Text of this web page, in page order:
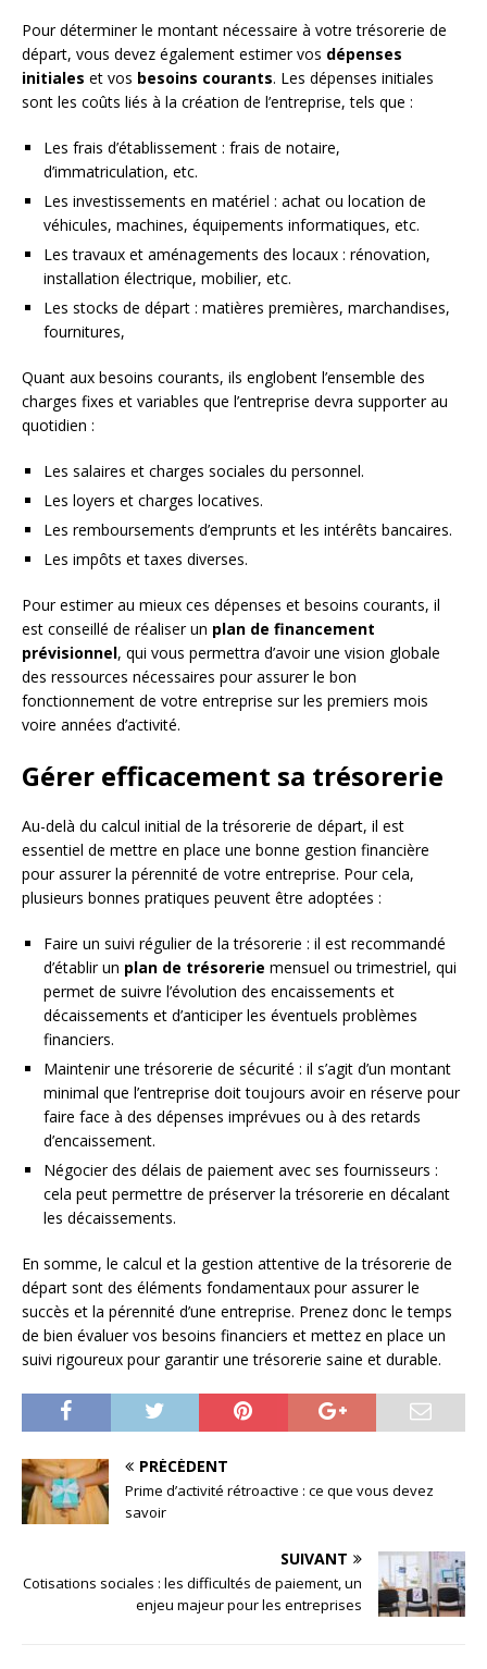
Pour déterminer le montant nécessaire à votre trésorerie de
départ, vous devez également estimer vos dépenses
initiales et vos besoins courants. Les dépenses initiales
sont les coûts liés à la création de l’entreprise, tels que :
Les frais d’établissement : frais de notaire,
d’immatriculation, etc.
Les investissements en matériel : achat ou location de
véhicules, machines, équipements informatiques, etc.
Les travaux et aménagements des locaux : rénovation,
installation électrique, mobilier, etc.
Les stocks de départ : matières premières, marchandises,
fournitures,
Quant aux besoins courants, ils englobent l’ensemble des
charges fixes et variables que l’entreprise devra supporter au
quotidien :
Les salaires et charges sociales du personnel.
Les loyers et charges locatives.
Les remboursements d’emprunts et les intérêts bancaires.
Les impôts et taxes diverses.
Pour estimer au mieux ces dépenses et besoins courants, il
est conseillé de réaliser un plan de financement
prévisionnel, qui vous permettra d’avoir une vision globale
des ressources nécessaires pour assurer le bon
fonctionnement de votre entreprise sur les premiers mois
voire années d’activité.
Gérer efficacement sa trésorerie
Au-delà du calcul initial de la trésorerie de départ, il est
essentiel de mettre en place une bonne gestion financière
pour assurer la pérennité de votre entreprise. Pour cela,
plusieurs bonnes pratiques peuvent être adoptées :
Faire un suivi régulier de la trésorerie : il est recommandé
d’établir un plan de trésorerie mensuel ou trimestriel, qui
permet de suivre l’évolution des encaissements et
décaissements et d’anticiper les éventuels problèmes
financiers.
Maintenir une trésorerie de sécurité : il s’agit d’un montant
minimal que l’entreprise doit toujours avoir en réserve pour
faire face à des dépenses imprévues ou à des retards
d’encaissement.
Négocier des délais de paiement avec ses fournisseurs :
cela peut permettre de préserver la trésorerie en décalant
les décaissements.
En somme, le calcul et la gestion attentive de la trésorerie de
départ sont des éléments fondamentaux pour assurer le
succès et la pérennité d’une entreprise. Prenez donc le temps
de bien évaluer vos besoins financiers et mettez en place un
suivi rigoureux pour garantir une trésorerie saine et durable.
PRÉCÉDENT
Prime d’activité rétroactive : ce que vous devez
savoir
SUIVANT
Cotisations sociales : les difficultés de paiement, un
enjeu majeur pour les entreprises